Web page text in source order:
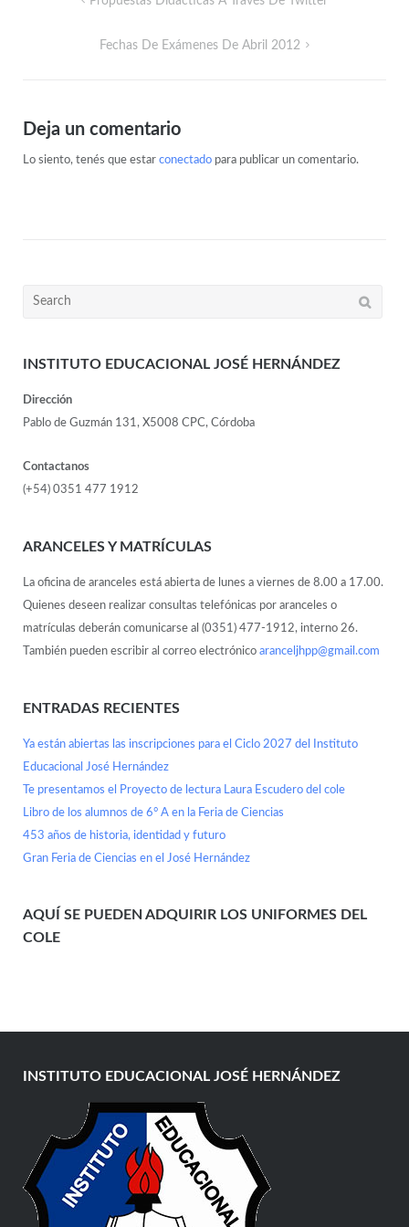
Fechas De Exámenes De Abril 2012
Deja un comentario
Lo siento, tenés que estar conectadopara publicar un comentario.
INSTITUTO EDUCACIONAL JOSÉ HERNÁNDEZ
Dirección
Pablo de Guzmán 131, X5008 CPC, Córdoba
Contactanos
(+54) 0351 477 1912
ARANCELES Y MATRÍCULAS
La oficina de aranceles está abierta de lunes a viernes de 8.00 a 17.00.
Quienes deseen realizar consultas telefónicas por aranceles o
matrículas deberán comunicarse al (0351) 477-1912, interno 26.
También pueden escribir al correo electrónico aranceljhpp@gmail.com
ENTRADAS RECIENTES
Ya están abiertas las inscripciones para el Ciclo 2027 del Instituto
Educacional José Hernández
Te presentamos el Proyecto de lectura Laura Escudero del cole
Libro de los alumnos de 6° A en la Feria de Ciencias
453 años de historia, identidad y futuro
Gran Feria de Ciencias en el José Hernández
AQUÍ SE PUEDEN ADQUIRIR LOS UNIFORMES DEL
COLE
INSTITUTO EDUCACIONAL JOSÉ HERNÁNDEZ